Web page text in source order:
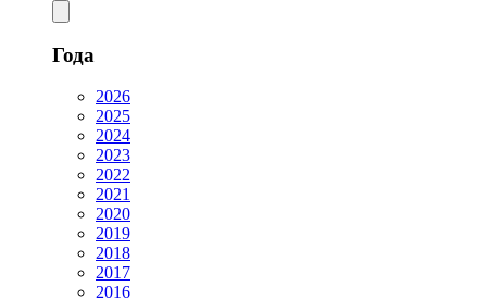
Года
2026
2025
2024
2023
2022
2021
2020
2019
2018
2017
2016